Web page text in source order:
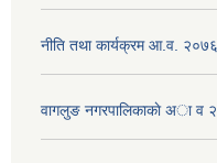
नीति तथा कार्यक्रम आ.व.
वागलुङ नगरपालिकाकाे अा‍ व